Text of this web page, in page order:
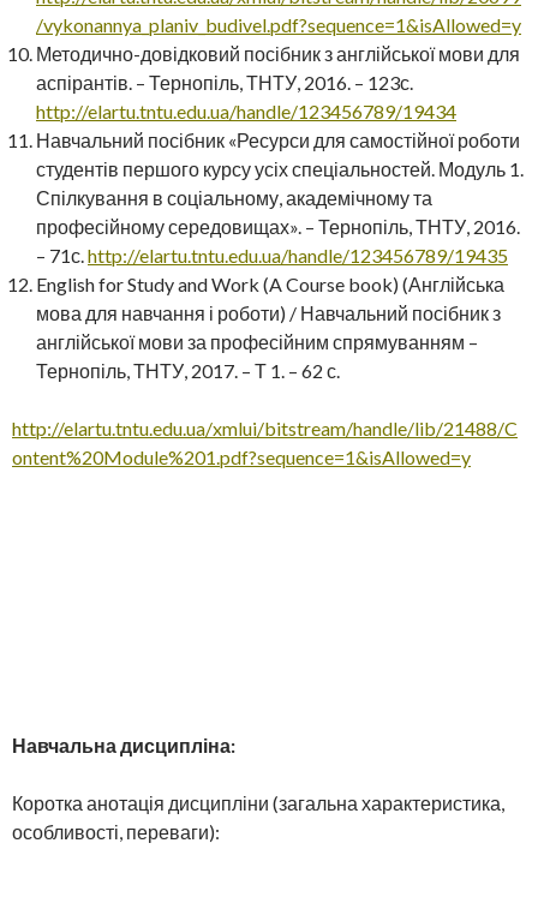
/vykonannya_planiv_budivel.pdf?sequence=1&isAllowed=y
Методично-довідковий посібник з англійської мови для
аспірантів. – Тернопіль, ТНТУ, 2016. – 123с.
http://elartu.tntu.edu.ua/handle/123456789/19434
Навчальний посібник «Ресурси для самостійної роботи
студентів першого курсу усіх спеціальностей. Модуль 1.
Спілкування в соціальному, академічному та
професійному середовищах». – Тернопіль, ТНТУ, 2016.
– 71с.http://elartu.tntu.edu.ua/handle/123456789/19435
English for Study and Work (A Course book) (Англійська
мова для навчання і роботи) / Навчальний посібник з
англійської мови за професійним спрямуванням –
Тернопіль, ТНТУ, 2017. – Т 1. – 62 с.
http://elartu.tntu.edu.ua/xmlui/bitstream/handle/lib/21488/C
ontent%20Module%201.pdf?sequence=1&isAllowed=y
Навчальна дисципліна:
Коротка анотація дисципліни (загальна характеристика,
особливості, переваги):